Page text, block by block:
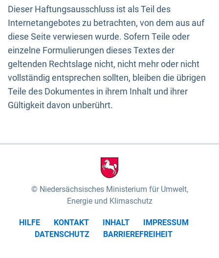
Dieser Haftungsausschluss ist als Teil des
Internetangebotes zu betrachten, von dem aus auf
diese Seite verwiesen wurde. Sofern Teile oder
einzelne Formulierungen dieses Textes der
geltenden Rechtslage nicht, nicht mehr oder nicht
vollständig entsprechen sollten, bleiben die übrigen
Teile des Dokumentes in ihrem Inhalt und ihrer
Gültigkeit davon unberührt.
Niedersächsisches Ministerium für Umwelt,
Energie und Klimaschutz
HILFE KONTAKT INHALT
IMPRESSUM
DATENSCHUTZ
BARRIEREFREIHEIT